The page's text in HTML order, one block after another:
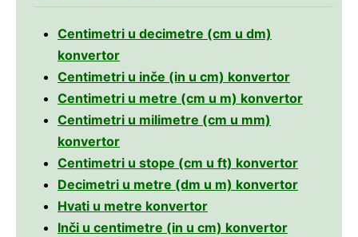
Centimetri u decimetre (cm u dm)
konvertor
Centimetri u inče (in u cm) konvertor
Centimetri u metre (cm u m) konvertor
Centimetri u milimetre (cm u mm)
konvertor
Centimetri u stope (cm u ft) konvertor
Decimetri u metre (dm u m) konvertor
Hvati u metre konvertor
Inči u centimetre (in u cm) konvertor